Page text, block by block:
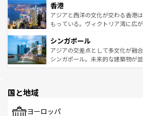
とつ。フォーやバインミー、ベト
ひ現地で味わいたい。どの地域を
が旅行者を迎えてくれるので、き
参照してほしい。
の活気が交差している。北部では
帯で自然と触れ合い、南部ではプ
いビーチでリゾート気分を楽しむ
激する。気候は一年中温暖で、ど
が待っている。親しみやすいタイ
た文化、そして多様な観光資源が
香港
アジアと西洋の文化が交わる香港
もっている。ヴィクトリア湾に広
み、どこを訪れても感動するはず。
ており、効率よく見どころを回れ
うな絶景から文化的な体験まで、
シンガポール
アジアの交差点として多文化が融
シンガポール。未来的な建築物が
で、ホーカーズは地元の風情を楽
国と地域
ヨーロッパ